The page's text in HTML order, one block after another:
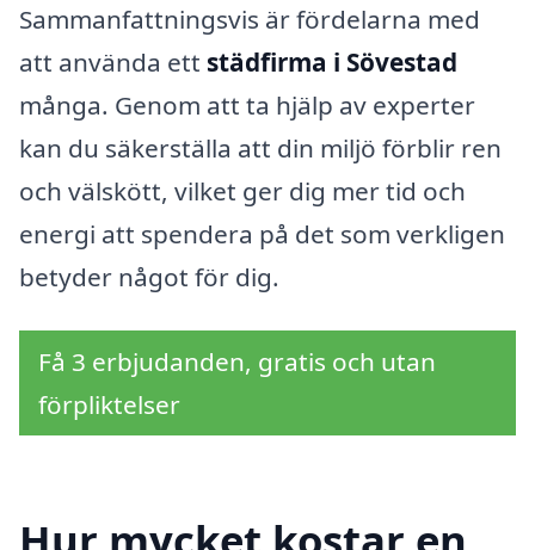
Sammanfattningsvis är fördelarna med
att använda ett städfirma i Sövestad
många. Genom att ta hjälp av experter
kan du säkerställa att din miljö förblir ren
och välskött, vilket ger dig mer tid och
energi att spendera på det som verkligen
betyder något för dig.
Få 3 erbjudanden, gratis och utan
förpliktelser